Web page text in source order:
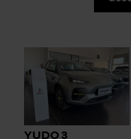
YUDO 3